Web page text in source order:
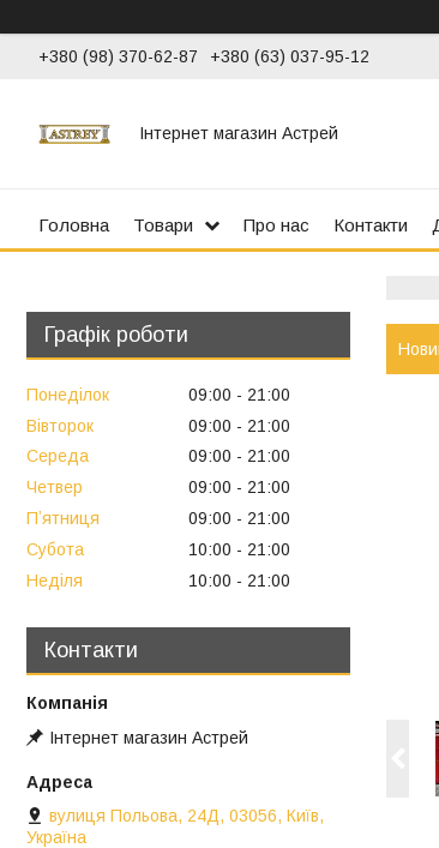
+380 (98) 370-62-87 +380 (63) 037-95-12
Інтернет магазин Астрей
Головна Товари Про нас Контакти
Графік роботи
Понеділок 09:00
21:00
Вівторок
09:00
21:00
Середа
09:00
21:00
Четвер
09:00
21:00
Пʼятниця
09:00
21:00
Субота
10:00
21:00
Неділя
10:00 21:00
Контакти
Інтернет магазин Астрей
вулиця Польова, 24Д, 03056, Київ,
Україна